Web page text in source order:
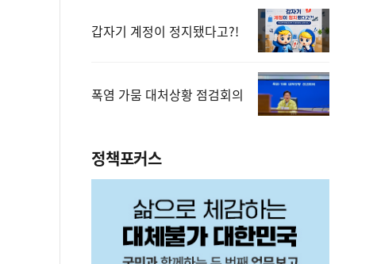
갑자기 계정이 정지됐다고?!
폭염 가뭄 대처상황 점검회의
정책포커스